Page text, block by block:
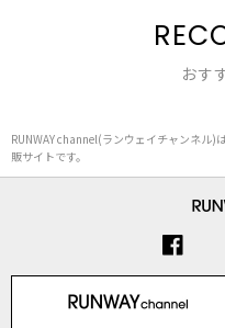
おす
RUNWAY channel(ランウェイチャンネル)
販サイトです。